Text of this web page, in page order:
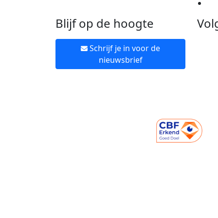
Blijf op de hoogte
Schrijf je in voor de
nieuwsbrief